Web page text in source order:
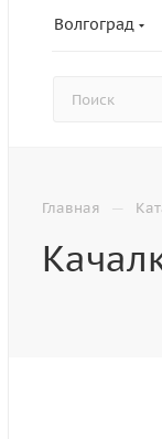
Волгоград
Главная —